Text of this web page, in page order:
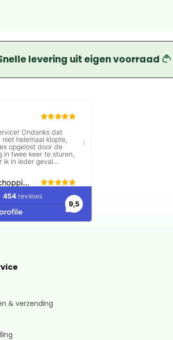
levering uit eigen voorraad
& verzending